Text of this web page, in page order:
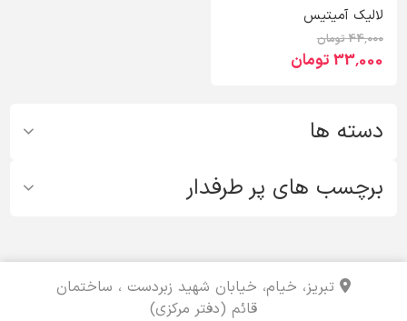
دسته ها
برچسب های پر طرفدار
لالیک آمیتیس
44٬000 تومان
33٬000 تومان
تبریز، خیام، خیابان شهید زبردست ، ساختمان
قائم (دفتر مرکزی)